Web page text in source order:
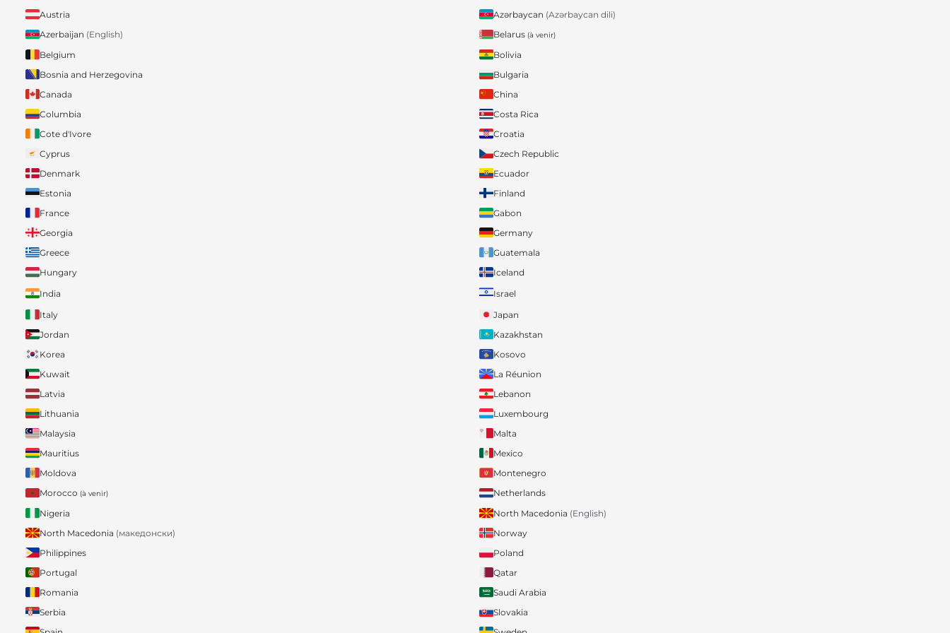
Austria
Azərbaycan (Azərbaycan dili)
Azerbaijan (English) Belarus (à venir)
Belgium
Bolivia
Bosnia and Herzegovina
Bulgaria
Canada
China
Columbia
Costa Rica
Cote d'Ivore
Croatia
Cyprus
Czech Republic
Denmark
Ecuador
Estonia
Finland
France
Gabon
Georgia
Germany
Greece
Guatemala
Hungary
Iceland
India
Israel
Italy
Japan
Jordan
Kazakhstan
Korea
Kosovo
Kuwait
La Réunion
Latvia
Lebanon
Lithuania
Luxembourg
Malaysia
Malta
Mauritius
Mexico
Moldova
Montenegro
Morocco (à venir)
Netherlands
Nigeria
North Macedonia (English)
North Macedonia (македонски)
Norway
Philippines
Poland
Portugal
Qatar
Romania
Saudi Arabia
Serbia
Slovakia